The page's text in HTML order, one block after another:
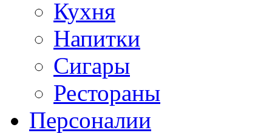
Кухня
Напитки
Сигары
Рестораны
Персоналии